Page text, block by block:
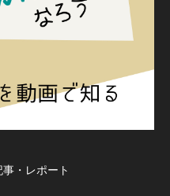
事・レポート